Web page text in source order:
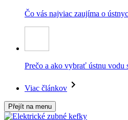
Čo vás najviac zaujíma o
Prečo a ako vybrať ústnu vodu
Viac článkov
Přejít na menu